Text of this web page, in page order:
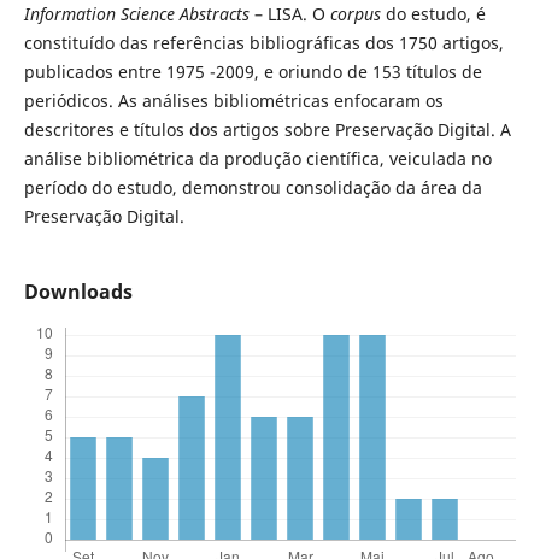
Information Science Abstracts– LISA. O corpusdo estudo, é
constituído das referências bibliográficas dos 1750 artigos,
publicados entre 1975 -2009, e oriundo de 153 títulos de
periódicos. As análises bibliométricas enfocaram os
descritores e títulos dos artigos sobre Preservação Digital. A
análise bibliométrica da produção científica, veiculada no
período do estudo, demonstrou consolidação da área da
Preservação Digital.
Downloads